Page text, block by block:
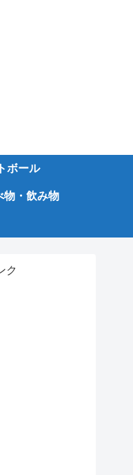
ボール
物・飲み物
ク